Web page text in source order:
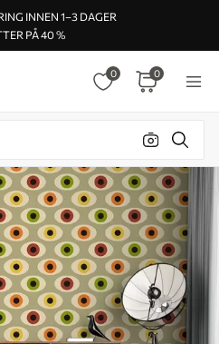
INNEN 1–3 DAGER
PÅ 40 %
0 0